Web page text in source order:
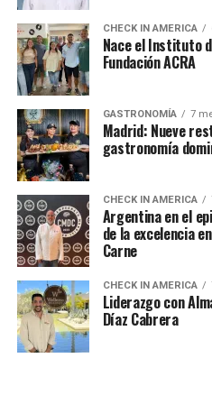
CHECK IN AMERICA
Nace el Instituto
Fundación ACRA
GASTRONOMÍA 7
Madrid: Nueve
gastronomía
CHECK IN AMERICA
Argentina en el
de la excelencia
Carne
CHECK IN AMERICA
Liderazgo con
Díaz Cabrera